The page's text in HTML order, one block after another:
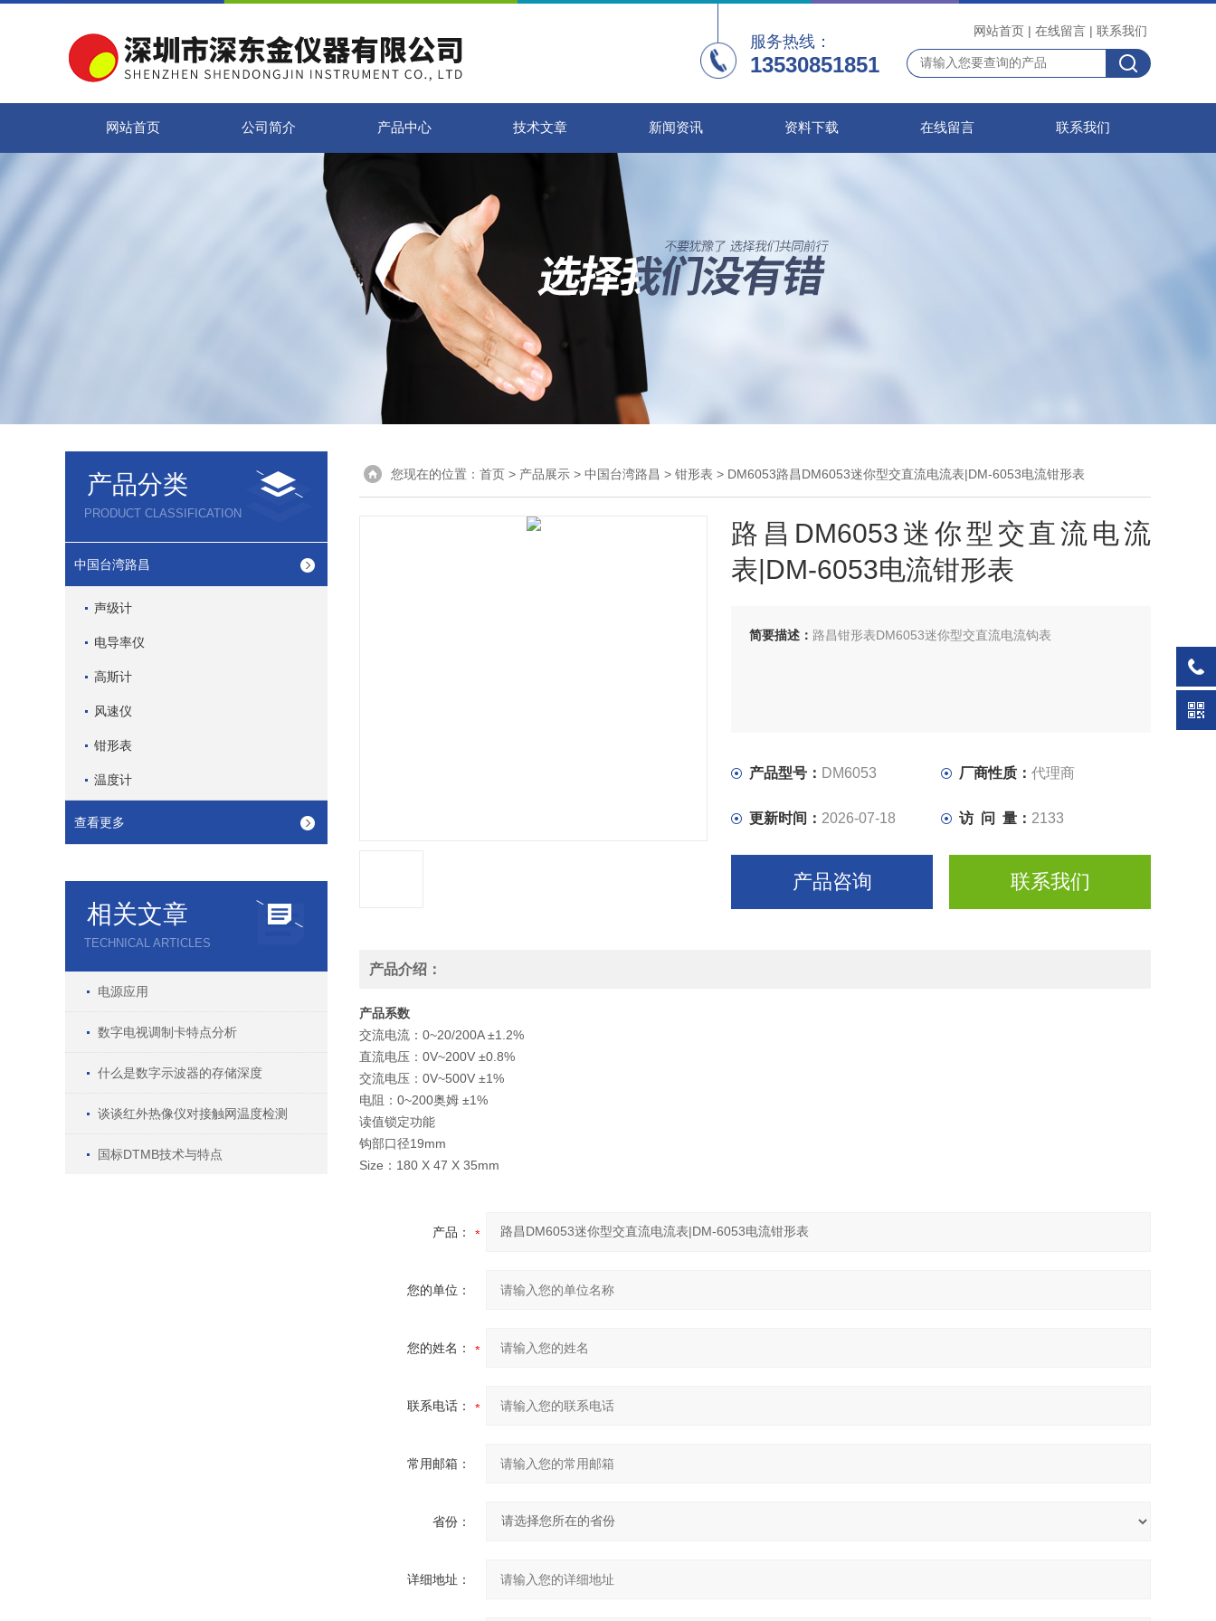
网站首页 | 在线留言 | 联系我们
服务热线：
13530851851
网站首页 公司简介 产品中心 技术文章 新闻资讯 资料下载 在线留言 联系我们
产品分类
PRODUCT CLASSIFICATION
中国台湾路昌
声级计
电导率仪
高斯计
风速仪
钳形表
温度计
查看更多
相关文章
TECHNICAL ARTICLES
电源应用
数字电视调制卡特点分析
什么是数字示波器的存储深度
谈谈红外热像仪对接触网温度检测
国标DTMB技术与特点
您现在的位置： 首页 > 产品展示 > 中国台湾路昌 > 钳形表 > DM6053路昌DM6053迷你型交直流电流表|DM-6053电流钳形表
路昌DM6053迷你型交直流电流
表|DM-6053电流钳形表
简要描述： 路昌钳形表DM6053迷你型交直流电流钩表
产品型号： DM6053 厂商性质：代理商
更新时间： 2026-07-18 访 问 量： 2133
产品咨询 联系我们
产品介绍：
产品系数
交流电流：0~20/200A ±1.2%
直流电压：0V~200V ±0.8%
交流电压：0V~500V ±1%
电阻：0~200奥姆 ±1%
读值锁定功能
钩部口径19mm
Size：180 X 47 X 35mm
产品：
您的单位：
您的姓名：
联系电话：
常用邮箱：
省份：
详细地址：